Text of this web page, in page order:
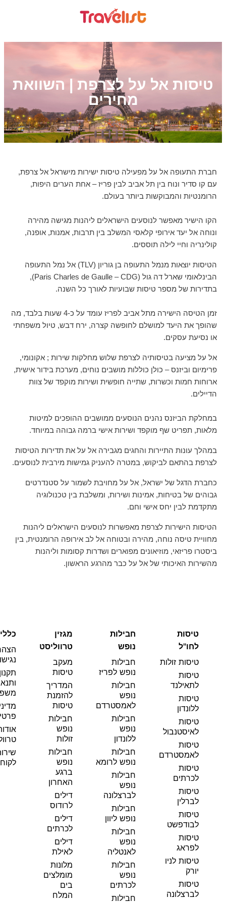
טיסות אל על לצרפת | השוואת
מחירים
חברת התעופה אל על מפעילה טיסות ישירות מישראל אל צרפת,
עם קו סדיר ונוח בין תל אביב לבין פריז – אחת הערים היפות,
הרומנטיות והמבוקשות ביותר בעולם.
הקו הישיר מאפשר לנוסעים הישראלים ליהנות מגישה מהירה
ונוחה אל יעד אירופי קלאסי המשלב בין תרבות, אמנות, אופנה,
קולינריה וחיי לילה תוססים.
הטיסות יוצאות מנמל התעופה בן גוריון (TLV) אל נמל התעופה
הבינלאומי שארל דה גול (Paris Charles de Gaulle – CDG),
בתדירות של מספר טיסות שבועיות לאורך כל השנה.
זמן הטיסה הישירה מתל אביב לפריז עומד על כ-4 שעות בלבד, מה
שהופך את היעד למושלם לחופשה קצרה, ירח דבש, טיול משפחתי
או נסיעת עסקים.
אל על מציעה בטיסותיה לצרפת שלוש מחלקות שירות ; אקונומי,
פרימיום וביזנס – כולן כוללות מושבים נוחים, מערכת בידור אישית,
ארוחות חמות וכשרות, שתייה חופשית ושירות מוקפד של צוות
הדיילים.
במחלקת הביזנס נהנים הנוסעים ממושבים ההופכים למיטות
מלאות, תפריט שף מוקפד ושירות אישי ברמה גבוהה במיוחד.
במהלך עונות התיירות והחגים מגבירה אל על את תדירות הטיסות
לצרפת בהתאם לביקוש, במטרה להעניק גמישות מירבית לנוסעים.
כחברת הדגל של ישראל, אל על מחויבת לשמור על סטנדרטים
גבוהים של בטיחות, אמינות ושירות, ומשלבת בין טכנולוגיה
מתקדמת לבין יחס אישי וחם.
הטיסות הישירות לצרפת מאפשרות לנוסעים הישראלים ליהנות
מחוויית טיסה נוחה, מהירה ובטוחה אל לב אירופה הרומנטית, בין
ביסטרו פריזאי, מוזיאונים מפוארים ושדרות קסומות וליהנות
מהשירות האיכותי של אל על כבר מהרגע הראשון.
טיסות
לחו"ל
טיסות זולות
טיסות
לתאילנד
טיסות
ללונדון
טיסות
לאיסטנבול
טיסות
לאמסטרדם
טיסות
לכרתים
טיסות
לברלין
טיסות
לבודפשט
טיסות
לפראג
טיסות לניו
יורק
טיסות
לברצלונה
חבילות
נופש
חבילות
נופש לפריז
חבילות
נופש
לאמסטרדם
חבילות
נופש
ללונדון
חבילות
נופש לרומא
חבילות
נופש
לברצלונה
חבילות
נופש ליוון
חבילות
נופש
לאנטליה
חבילות
נופש
לכרתים
חבילות
מגזין
טרווליסט
מעקב
טיסות
המדריך
להזמנת
טיסות
חבילות
נופש
זולות
חבילות
נופש
ברגע
האחרון
דילים
לרודוס
דילים
לכרתים
דילים
לאילת
מלונות
מומלצים
בים
המלח
כללי